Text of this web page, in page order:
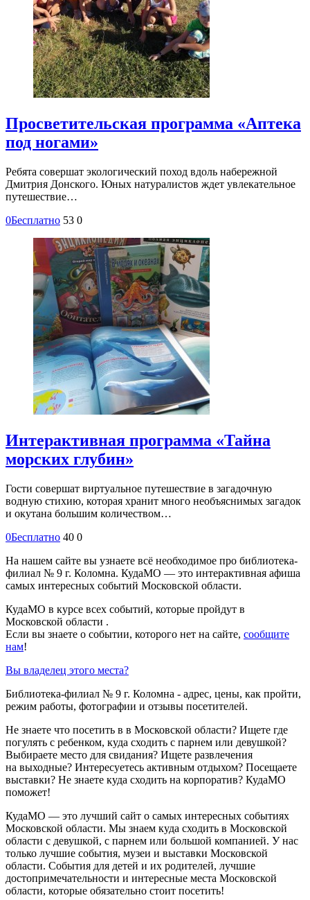
Просветительская программа «Аптека
под ногами»
Ребята совершат экологический поход вдоль набережной
Дмитрия Донского. Юных натуралистов ждет увлекательное
путешествие…
0Бесплатно 53 0
Интерактивная программа «Тайна
морских глубин»
Гости совершат виртуальное путешествие в загадочную
водную стихию, которая хранит много необъяснимых загадок
и окутана большим количеством…
0Бесплатно 40 0
На нашем сайте вы узнаете всё необходимое про библиотека-
филиал № 9 г. Коломна. КудаМО — это интерактивная афиша
самых интересных событий Московской области.
КудаМО в курсе всех событий, которые пройдут в
Московской области .
Если вы знаете о событии, которого нет на сайте, сообщите
нам!
Вы владелец этого места?
Библиотека-филиал № 9 г. Коломна - адрес, цены, как пройти,
режим работы, фотографии и отзывы посетителей.
Не знаете что посетить в в Московской области? Ищете где
погулять с ребенком, куда сходить с парнем или девушкой?
Выбираете место для свидания? Ищете развлечения
на выходные? Интересуетесь активным отдыхом? Посещаете
выставки? Не знаете куда сходить на корпоратив? КудаМО
поможет!
КудаМО — это лучший сайт о самых интересных событиях
Московской области. Мы знаем куда сходить в Московской
области с девушкой, с парнем или большой компанией. У нас
только лучшие события, музеи и выставки Московской
области. События для детей и их родителей, лучшие
достопримечательности и интересные места Московской
области, которые обязательно стоит посетить!